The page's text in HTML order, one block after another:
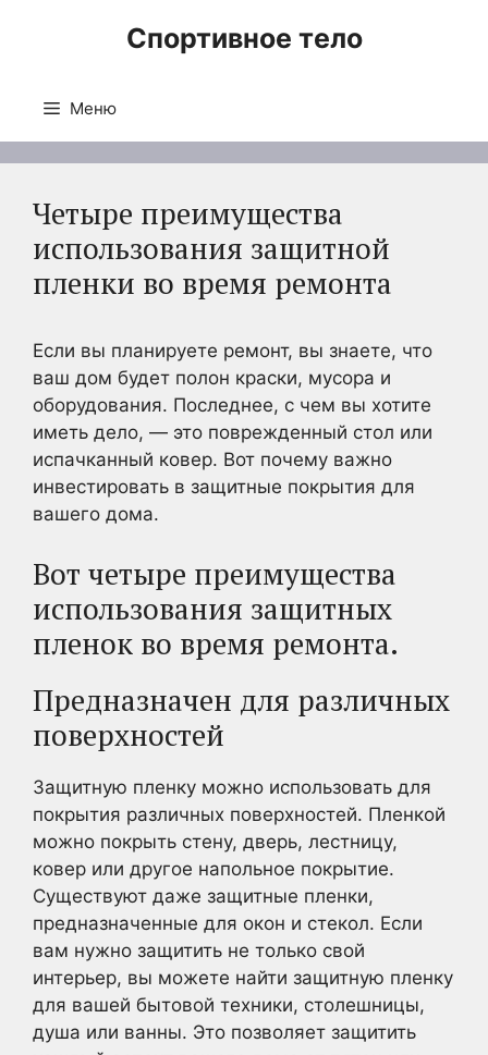
Спортивное тело
Меню
Четыре преимущества
использования защитной
пленки во время ремонта
Если вы планируете ремонт, вы знаете, что
ваш дом будет полон краски, мусора и
оборудования. Последнее, с чем вы хотите
иметь дело, — это поврежденный стол или
испачканный ковер. Вот почему важно
инвестировать в защитные покрытия для
вашего дома.
Вот четыре преимущества
использования защитных
пленок во время ремонта.
Предназначен для различных
поверхностей
Защитную пленку можно использовать для
покрытия различных поверхностей. Пленкой
можно покрыть стену, дверь, лестницу,
ковер или другое напольное покрытие.
Существуют даже защитные пленки,
предназначенные для окон и стекол. Если
вам нужно защитить не только свой
интерьер, вы можете найти защитную пленку
для вашей бытовой техники, столешницы,
душа или ванны. Это позволяет защитить